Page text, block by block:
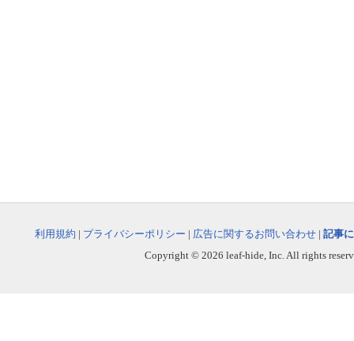
利用規約 | プライバシーポリシー | 広告に関するお問い合わせ | 記事
Copyright © 2026 leaf-hide, Inc. All rights